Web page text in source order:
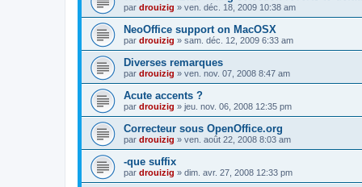
par drouizig » ven. déc. 18, 2009 10:38 am
NeoOffice support on MacOSX
par drouizig » sam. déc. 12, 2009 6:33 am
Diverses remarques
par drouizig » ven. nov. 07, 2008 8:47 am
Acute accents ?
par drouizig » jeu. nov. 06, 2008 12:35 pm
Correcteur sous OpenOffice.org
par drouizig » ven. août 22, 2008 8:03 am
-que suffix
par drouizig » dim. avr. 27, 2008 12:33 pm